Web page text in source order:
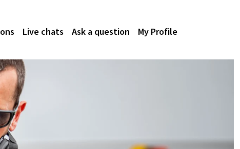
Live chats Ask a question My Profile